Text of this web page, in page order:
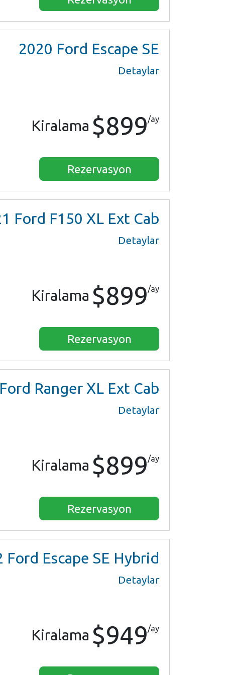
2020 Ford Escape SE
Detaylar
Kiralama $899/ay
Rezervasyon
Ford F150 XL Ext Cab
Detaylar
Kiralama $899/ay
Rezervasyon
Ranger XL Ext Cab
Detaylar
Kiralama $899/ay
Rezervasyon
Ford Escape SE Hybrid
Detaylar
Kiralama $949/ay